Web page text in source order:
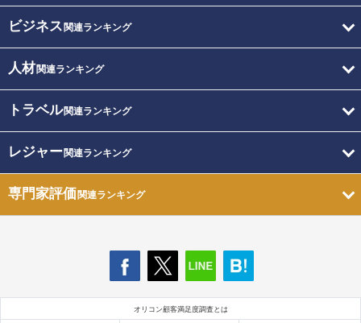
ビジネス 関連ランキング
人材関連ランキング
トラベル関連ランキング
レジャー関連ランキング
専門家評価関連ランキング
オリコン顧客満足度調査とは